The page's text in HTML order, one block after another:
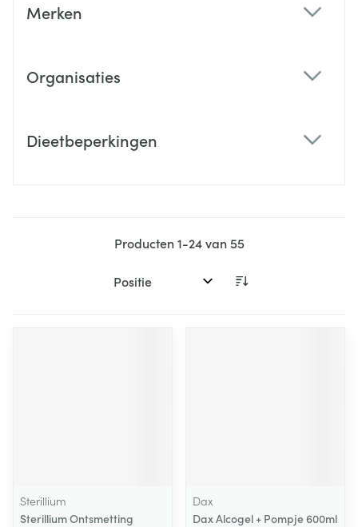
Merken
Organisaties
Dieetbeperkingen
Producten1-24van55
Sorteer op:
Sterillium
Sterillium Ontsmetting
Dax
Dax Alcogel + Pompje 600ml